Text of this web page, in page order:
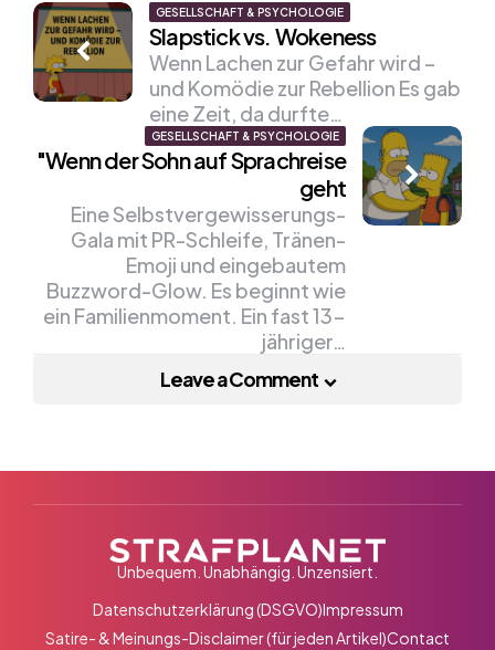
Post
navigation
GESELLSCHAFT & PSYCHOLOGIE
Slapstick vs. Wokeness
Wenn Lachen zur Gefahr wird –
und Komödie zur Rebellion Es gab
eine Zeit, da durfte…
GESELLSCHAFT & PSYCHOLOGIE
"Wenn der Sohn auf Sprachreise
geht
Eine Selbstvergewisserungs-
Gala mit PR-Schleife, Tränen-
Emoji und eingebautem
Buzzword-Glow. Es beginnt wie
ein Familienmoment. Ein fast 13-
jähriger…
Leave a Comment
Unbequem. Unabhängig. Unzensiert.
Datenschutzerklärung (DSGVO)Impressum
Satire- & Meinungs-Disclaimer (für jeden Artikel)Contact